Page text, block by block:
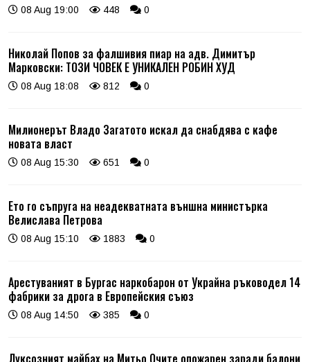
08 Aug 19:00 448 0
Николай Попов за фалшивия пиар на адв. Димитър
Марковски: ТОЗИ ЧОВЕК Е УНИКАЛЕН РОБИН ХУД
08 Aug 18:08 812 0
Милионерът Владо Загатото искал да снабдява с кафе
новата власт
08 Aug 15:30 651 0
Ето го съпруга на неадекватната външна министърка
Велислава Петрова
08 Aug 15:10 1883 0
Арестуваният в Бургас наркобарон от Украйна ръководел 14
фабрики за дрога в Европейския съюз
08 Aug 14:50 385 0
Луксозният майбах на Митьо Очите опожарен заради балони